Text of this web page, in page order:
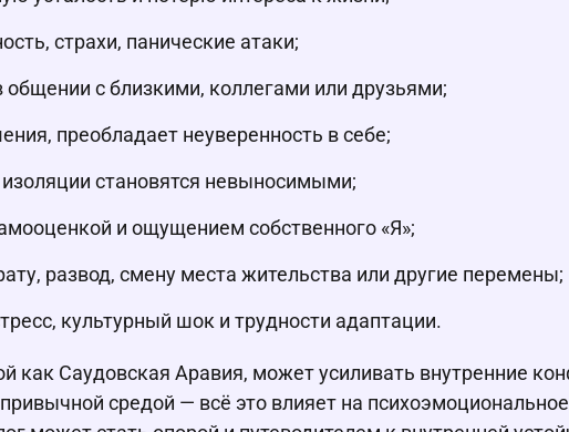
страхи, панические атаки;
общении с близкими, коллегами или друзьями;
преобладает неуверенность в себе;
изоляции становятся невыносимыми;
и ощущением собственного «Я»;
развод, смену места жительства или другие перемены;
культурный шок и трудности адаптации.
как Саудовская Аравия, может усиливать внутренние
средой — всё это влияет на